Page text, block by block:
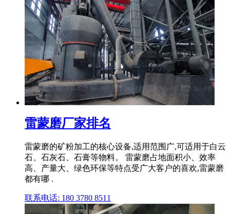
雷蒙磨厂家排名
雷蒙磨的矿粉加工的核心设备,适用范围广,可适用于白云
石、石灰石、石膏等物料。 雷蒙磨占地面积小、效率
高、产量大、绿色环保等特点受广大客户的喜欢,雷蒙磨
都有哪 .
联系电话: 180 3780 8511